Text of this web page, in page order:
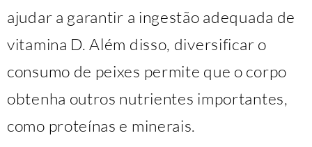
ajudar a garantir a ingestão adequada de
vitamina D. Além disso, diversificar o
consumo de peixes permite que o corpo
obtenha outros nutrientes importantes,
como proteínas e minerais.